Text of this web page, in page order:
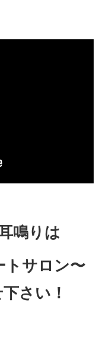
鳴りは
トサロン〜
さい！